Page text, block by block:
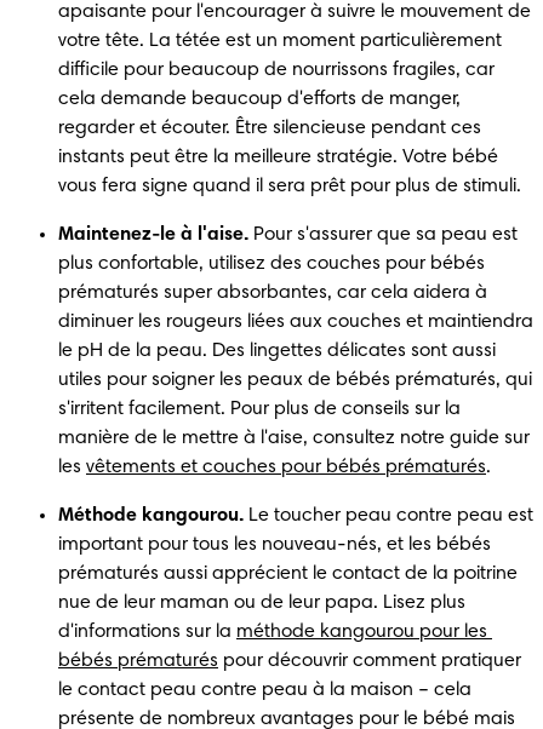
apaisante pour l'encourager à suivre le mouvement de
votre tête. La tétée est un moment particulièrement
difficile pour beaucoup de nourrissons fragiles, car
cela demande beaucoup d'efforts de manger,
regarder et écouter. Être silencieuse pendant ces
instants peut être la meilleure stratégie. Votre bébé
vous fera signe quand il sera prêt pour plus de stimuli.
Maintenez-le à l'aise. Pour s'assurer que sa peau est
plus confortable, utilisez des couches pour bébés
prématurés super absorbantes, car cela aidera à
diminuer les rougeurs liées aux couches et maintiendra
le pH de la peau. Des lingettes délicates sont aussi
utiles pour soigner les peaux de bébés prématurés, qui
s'irritent facilement. Pour plus de conseils sur la
manière de le mettre à l'aise, consultez notre guide sur
les vêtements et couches pour bébés prématurés.
Méthode kangourou. Le toucher peau contre peau est
important pour tous les nouveau-nés, et les bébés
prématurés aussi apprécient le contact de la poitrine
nue de leur maman ou de leur papa. Lisez plus
d'informations sur la méthode kangourou pour les
bébés prématurés pour découvrir comment pratiquer
le contact peau contre peau à la maison – cela
présente de nombreux avantages pour le bébé mais